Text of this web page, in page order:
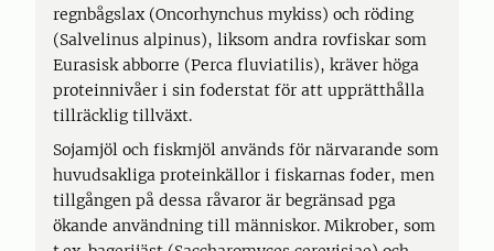
regnbågslax (Oncorhynchus mykiss) och röding
(Salvelinus alpinus), liksom andra rovfiskar som
Eurasisk abborre (Perca fluviatilis), kräver höga
proteinnivåer i sin foderstat för att upprätthålla
tillräcklig tillväxt.
Sojamjöl och fiskmjöl används för närvarande som
huvudsakliga proteinkällor i fiskarnas foder, men
tillgången på dessa råvaror är begränsad pga
ökande användning till människor. Mikrober, som